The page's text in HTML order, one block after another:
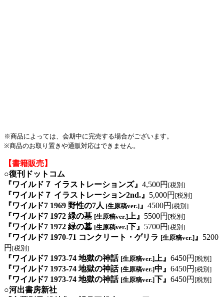
※商品によっては、会期中に完売する場合がございます。
※商品のお取り置きや通販対応はできません。
【書籍販売】
○復刊ドットコム
『ワイルド７ イラストレーションズ』 4,500円 [税別]
『ワイルド７ イラストレーション2nd.』 5,000円 [税別]
『ワイルド7 1969 野性の7人 [生原稿ver.]』 4500円 [税別]
『ワイルド7 1972 緑の墓 [生原稿ver.]上』 5500円 [税別]
『ワイルド7 1972 緑の墓 [生原稿ver.] 下』 5700円 [税別]
『ワイルド7 1970-71 コンクリート・ゲリラ [生原稿ver.]』 5200
円 [税別]
『ワイルド7 1973-74 地獄の神話 [生原稿ver.]上』 6450円 [税別]
『ワイルド7 1973-74 地獄の神話 [生原稿ver.]中』 6450円 [税別]
『ワイルド7 1973-74 地獄の神話 [生原稿ver.] 下』 6450円 [税別]
○河出書房新社